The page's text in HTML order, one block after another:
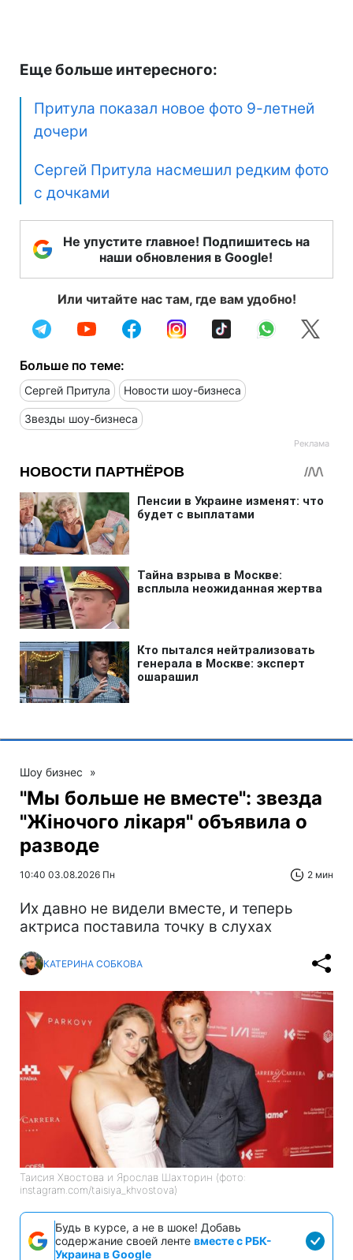
Еще больше интересного:
Притула показал новое фото 9-летней
дочери
Сергей Притула насмешил редким фото
с дочками
Не упустите главное! Подпишитесь на
наши обновления в Google!
Или читайте нас там, где вам удобно!
Больше по теме:
Сергей Притула Новости шоу-бизнеса
Звезды шоу-бизнеса
Шоу бизнес »
"Мы больше не вместе": звезда
"Жіночого лікаря" объявила о
разводе
10:40 03.08.2026 Пн 2 мин
Их давно не видели вместе, и теперь
актриса поставила точку в слухах
КАТЕРИНА СОБКОВА
Таисия Хвостова и Ярослав Шахторин (фото:
instagram.com/taisiya_khvostova)
Будь в курсе, а не в шоке! Добавь
содержание своей ленте вместе с РБК-
Украина в Google